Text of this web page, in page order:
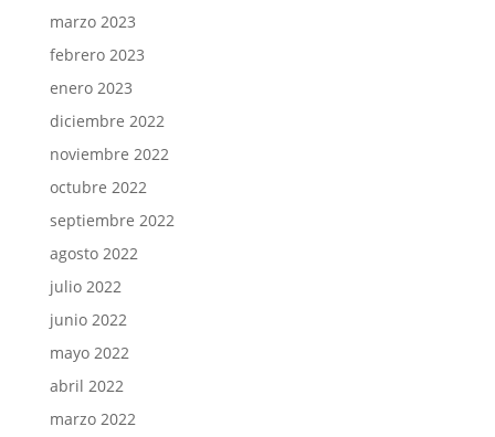
marzo 2023
febrero 2023
enero 2023
diciembre 2022
noviembre 2022
octubre 2022
septiembre 2022
agosto 2022
julio 2022
junio 2022
mayo 2022
abril 2022
marzo 2022